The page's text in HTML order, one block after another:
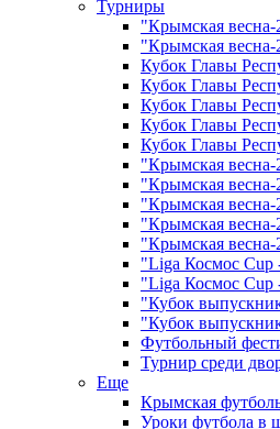
Турниры
"Крымская весна-
"Крымская весна-
Кубок Главы
Кубок Главы
Кубок Главы
Кубок Главы
Кубок Главы
"Крымская весна-
"Крымская весна-
"Крымская весна-
"Крымская весна-
"Крымская весна-
"Liga Космос Cup
"Liga Космос Cup
"Кубок
"Кубок
Футбольный
Турнир среди
Еще
Крымская
Уроки футбола в